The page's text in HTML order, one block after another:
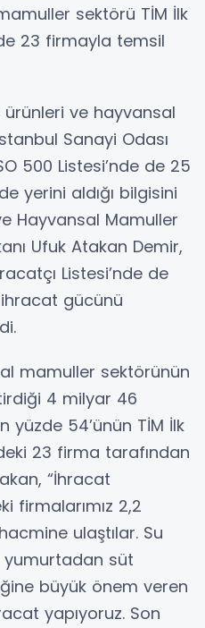
sektörü TİM İlk
23 firmayla temsil
ürünleri ve hayvansal
Sanayi Odası
500 Listesi’nde de 25
yerini aldığı bilgisini
Hayvansal Mamuller
Ufuk Atakan Demir,
Listesi’nde de
gücünü
mamuller sektörünün
4 milyar 46
yüzde 54’ünün TİM İlk
23 firma tarafından
“İhracat
firmalarımız 2,2
ulaştılar. Su
yumurtadan süt
büyük önem veren
yapıyoruz. Son